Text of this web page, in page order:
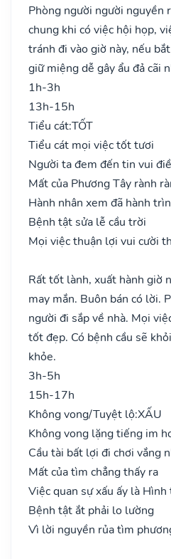
Phòng người người nguyền
chung khi có việc hội họp,
tránh đi vào giờ này, nếu
giữ miệng dễ gây ẩu đả cãi
1h-3h
13h-15h
Tiểu cát:TỐT
Tiểu cát mọi việc tốt tươi
Người ta đem đến tin vui
Mất của Phương Tây rành
Hành nhân xem đã hành
Bệnh tật sửa lễ cầu trời
Mọi việc thuận lợi vui cười
Rất tốt lành, xuất hành giờ
may mắn. Buôn bán có lời.
người đi sắp về nhà. Mọi
tốt đẹp. Có bệnh cầu sẽ
khỏe.
3h-5h
15h-17h
Không vong/Tuyệt lộ:XẤU
Không vong lặng tiếng im
Cầu tài bất lợi đi chơi vắng
Mất của tìm chẳng thấy ra
Việc quan sự xấu ấy là
Bệnh tật ắt phải lo lường
Vì lời nguyền rủa tìm